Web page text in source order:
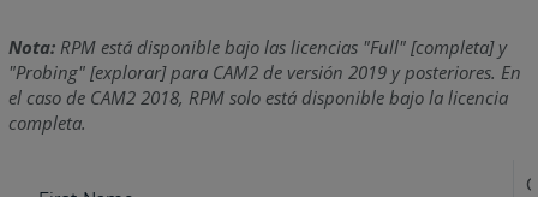
Nota:RPM está disponible bajo las licencias "Full" [completa] y
"Probing" [explorar] para CAM2 de versión 2019 y posteriores. En
el caso de CAM2 2018, RPM solo está disponible bajo la licencia
completa.